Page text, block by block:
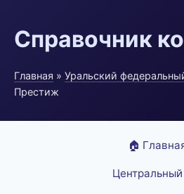
Справочник
Главная » Уральский
Престиж
🏠